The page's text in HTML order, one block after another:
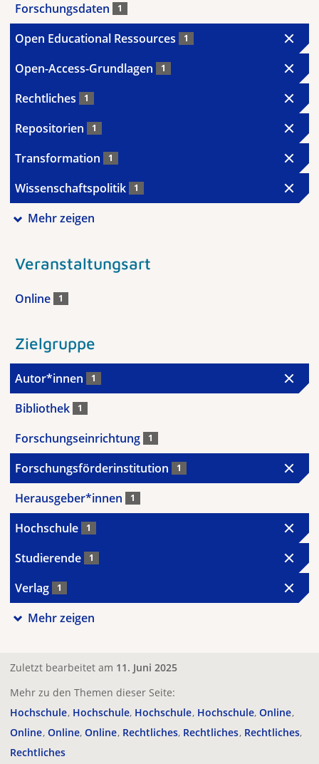
Forschungsdaten 1
Open Educational Ressources 1
Open-Access-Grundlagen 1
Rechtliches 1
Repositorien 1
Transformation 1
Wissenschaftspolitik 1
Mehr zeigen
Veranstaltungsart
Online 1
Zielgruppe
Autor*innen 1
Bibliothek 1
Forschungseinrichtung 1
Forschungsförderinstitution 1
Herausgeber*innen 1
Hochschule 1
Studierende 1
Verlag 1
Mehr zeigen
Zuletzt bearbeitet am 11. Juni 2025
Mehr zu den Themen dieser Seite:
Hochschule Hochschule Hochschule Hochschule Online
Online Online Online Rechtliches Rechtliches Rechtliches
Rechtliches